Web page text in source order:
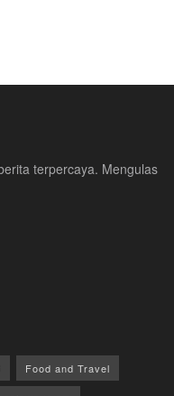
terpercaya. Mengulas
Food and Travel